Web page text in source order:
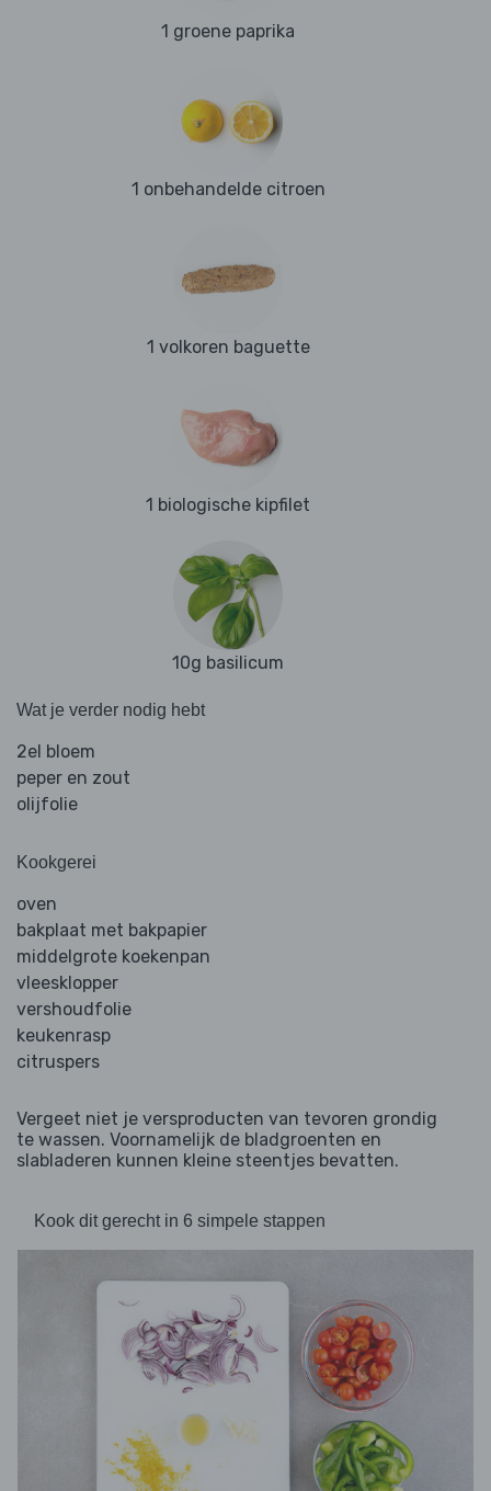
1 groene paprika
1 onbehandelde citroen
1 volkoren baguette
1 biologische kipfilet
10g basilicum
Wat je verder nodig hebt
2el bloem
peper en zout
olijfolie
Kookgerei
oven
bakplaat met bakpapier
middelgrote koekenpan
vleesklopper
vershoudfolie
keukenrasp
citruspers
Vergeet niet je versproducten van tevoren grondig
te wassen. Voornamelijk de bladgroenten en
slabladeren kunnen kleine steentjes bevatten.
Kook dit gerecht in 6 simpele stappen